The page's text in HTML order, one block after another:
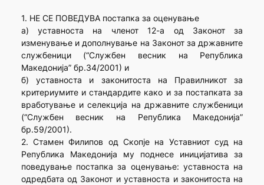
1. НЕ СЕ ПОВЕДУВА постапка за оценување
а) уставноста на членот 12-а од Законот за
изменување и дополнување на Законот за државните
службеници (“Службен весник на Република
Македонија” бр.34/2001) и
б) уставноста и законитоста на Правилникот за
критериумите и стандардите како и за постапката за
вработување и селекција на државните службеници
(“Службен весник на Република Македонија”
бр.59/2001).
2. Стамен Филипов од Скопје на Уставниот суд на
Република Македонија му поднесе иницијатива за
поведување постапка за оценување: уставноста на
одредбата од Законот и уставноста и законитоста на